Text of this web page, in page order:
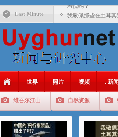
Last Minute
羞愧嗎？
我敬佩那些在土耳
基辛格与中国：50
年的百年關係
大一统情结使魏京
伊利夏提：在自责与
伊利夏提：消失在集
世界 照片 视频 . 新
维吾尔江山 自然资源